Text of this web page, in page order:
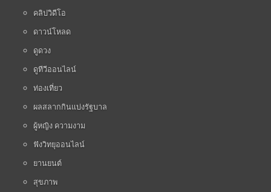
คลิปวิดีโอ
ดาวน์โหลด
ดูดวง
ดูทีวีออนไลน์
ท่องเที่ยว
ผลสลากกินแบ่งรัฐบาล
ผู้หญิง ความงาม
ฟังวิทยุออนไลน์
ยานยนต์
สุขภาพ